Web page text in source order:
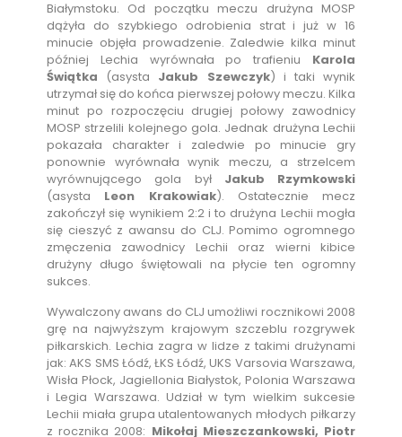
Białymstoku. Od początku meczu drużyna MOSP
dążyła do szybkiego odrobienia strat i już w 16
minucie objęła prowadzenie. Zaledwie kilka minut
później Lechia wyrównała po trafieniu Karola
Świątka (asysta Jakub Szewczyk) i taki wynik
utrzymał się do końca pierwszej połowy meczu. Kilka
minut po rozpoczęciu drugiej połowy zawodnicy
MOSP strzelili kolejnego gola. Jednak drużyna Lechii
pokazała charakter i zaledwie po minucie gry
ponownie wyrównała wynik meczu, a strzelcem
wyrównującego gola był Jakub Rzymkowski
(asysta Leon Krakowiak). Ostatecznie mecz
zakończył się wynikiem 2:2 i to drużyna Lechii mogła
się cieszyć z awansu do CLJ. Pomimo ogromnego
zmęczenia zawodnicy Lechii oraz wierni kibice
drużyny długo świętowali na płycie ten ogromny
sukces.
Wywalczony awans do CLJ umożliwi rocznikowi 2008
grę na najwyższym krajowym szczeblu rozgrywek
piłkarskich. Lechia zagra w lidze z takimi drużynami
jak: AKS SMS Łódź, ŁKS Łódź, UKS Varsovia Warszawa,
Wisła Płock, Jagiellonia Białystok, Polonia Warszawa
i Legia Warszawa. Udział w tym wielkim sukcesie
Lechii miała grupa utalentowanych młodych piłkarzy
z rocznika 2008: Mikołaj Mieszczankowski, Piotr